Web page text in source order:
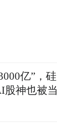
亿”，硅
股神也被当